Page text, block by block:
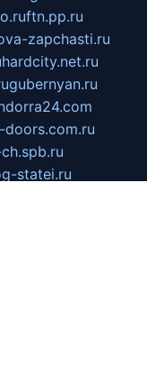
ftn.pp.ru
zapchasti.ru
hardcity.net.ru
gubernyan.ru
statei.ru